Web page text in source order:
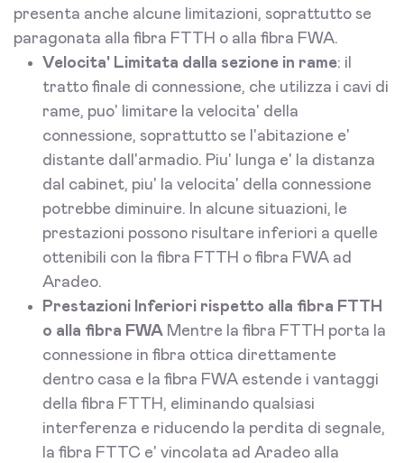
presenta anche alcune limitazioni, soprattutto se
paragonata alla fibra FTTH o alla fibra FWA.
Velocita' Limitata dalla sezione in rame: il
tratto finale di connessione, che utilizza i cavi di
rame, puo' limitare la velocita' della
connessione, soprattutto se l'abitazione e'
distante dall'armadio. Piu' lunga e' la distanza
dal cabinet, piu' la velocita' della connessione
potrebbe diminuire. In alcune situazioni, le
prestazioni possono risultare inferiori a quelle
ottenibili con la fibra FTTH o fibra FWA ad
Aradeo.
Prestazioni Inferiori rispetto alla fibra FTTH
o alla fibra FWA Mentre la fibra FTTH porta la
connessione in fibra ottica direttamente
dentro casa e la fibra FWA estende i vantaggi
della fibra FTTH, eliminando qualsiasi
interferenza e riducendo la perdita di segnale,
la fibra FTTC e' vincolata ad Aradeo alla